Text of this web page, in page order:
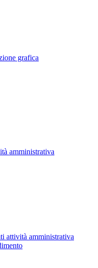
grafica
amministrativa
attività amministrativa